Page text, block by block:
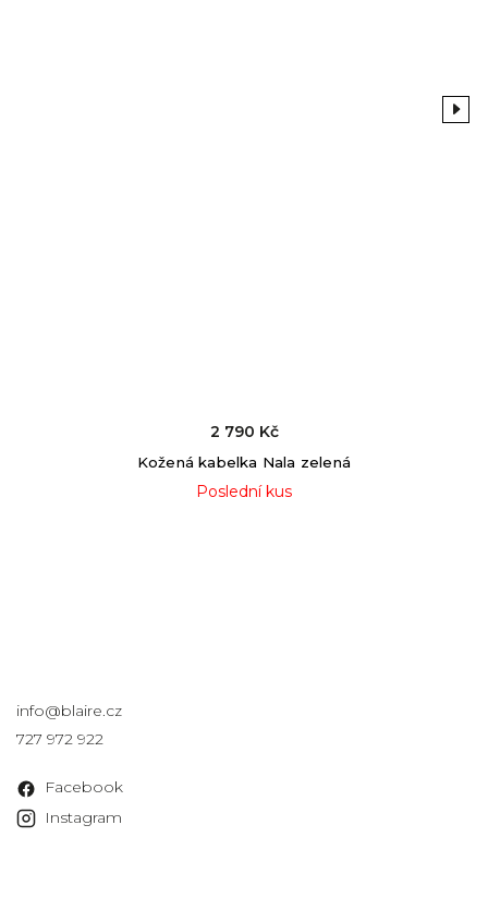
Previous
Kožená kabelka Nala zelená
Poslední kus
2 790 Kč
Next
info@blaire.cz
727 972 922
Facebook
Instagram